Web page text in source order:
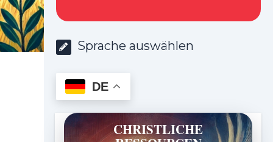
Sprache auswählen
DE
CHRISTLICHE